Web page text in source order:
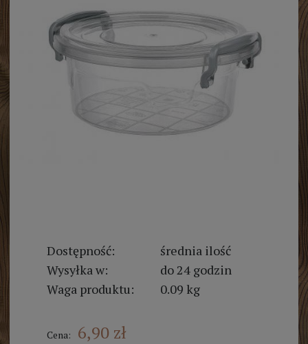
Dostępność:
średnia ilość
Wysyłka w:
do 24 godzin
Waga produktu:
0.09 kg
Cena: 6,90 zł